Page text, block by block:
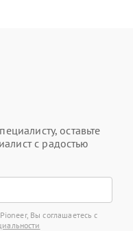
оставьте
с радостью
Вы соглашаетесь с